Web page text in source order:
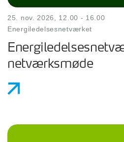
25. nov. 2026, 12.00 - 16.00
Energiledelsesnetværket
netværksmøde